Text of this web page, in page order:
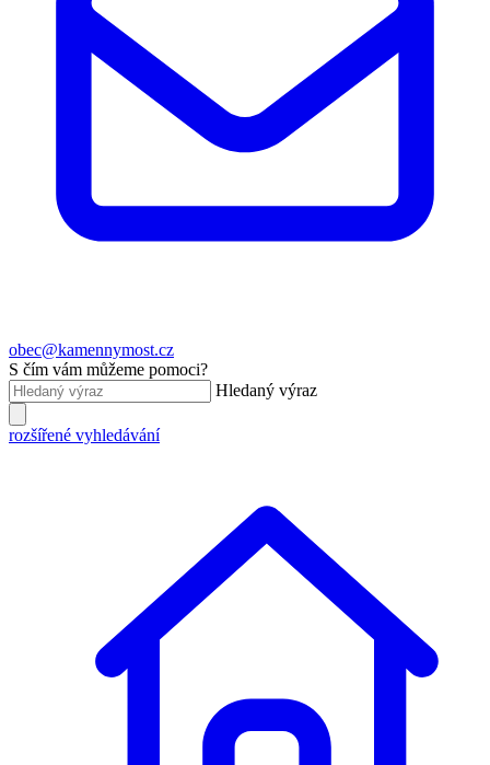
obec@kamennymost.cz
S čím vám můžeme pomoci?
Hledaný výraz
rozšířené vyhledávání